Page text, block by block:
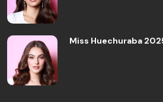
Miss Huechuraba